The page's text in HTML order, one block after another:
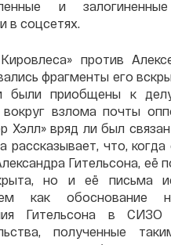
и
в соцсетях.
против
фрагменты его
были приобщены к
вокруг взлома почты
Хэлл» вряд ли был
рассказывает, что,
Гительсона, её
но и её письма
как обоснование
Гительсона в СИЗО
полученные